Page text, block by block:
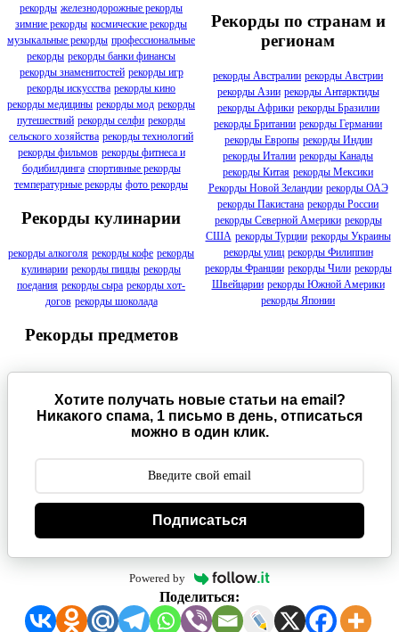
рекорды железнодорожные рекорды
зимние рекорды космические рекорды
музыкальные рекорды профессиональные
рекорды рекорды банки финансы
рекорды знаменитостей рекорды игр
рекорды искусства рекорды кино
рекорды медицины рекорды мод рекорды
путешествий рекорды селфи рекорды
сельского хозяйства рекорды технологий
рекорды фильмов рекорды фитнеса и
бодибилдинга спортивные рекорды
температурные рекорды фото рекорды
Рекорды кулинарии
рекорды алкоголя рекорды кофе рекорды
кулинарии рекорды пиццы рекорды
поедания рекорды сыра рекорды хот-
догов рекорды шоколада
Рекорды предметов
Рекорды по странам и
регионам
рекорды Австралии рекорды Австрии
рекорды Азии рекорды Антарктиды
рекорды Африки рекорды Бразилии
рекорды Британии рекорды Германии
рекорды Европы рекорды Индии
рекорды Италии рекорды Канады
рекорды Китая рекорды Мексики
Рекорды Новой Зеландии рекорды ОАЭ
рекорды Пакистана рекорды России
рекорды Северной Америки рекорды
США рекорды Турции рекорды Украины
рекорды улиц рекорды Филиппин
рекорды Франции рекорды Чили рекорды
Швейцарии рекорды Южной Америки
рекорды Японии
Хотите получать новые статьи на email?
Никакого спама, 1 письмо в день, отписаться
можно в один клик.
Подписаться
Powered by
Поделиться: